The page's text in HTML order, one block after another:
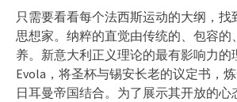
只需要看看每个法西斯运动的大纲，找
思想家。纳粹的直觉由传统的、包容的
养。新意大利正义理论的最有影响力的
Evola，将圣杯与锡安长老的议定书，
日耳曼帝国结合。为了展示其开放的心